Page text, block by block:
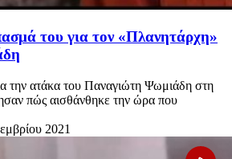
του για τον «Πλανητάρχη»
την ατάκα του Παναγιώτη Ψωμιάδη στη
πώς αισθάνθηκε την ώρα που
2021